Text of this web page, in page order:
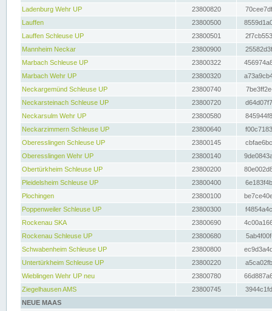
Ladenburg Wehr UP
23800820
Lauffen
23800500
Lauffen Schleuse UP
23800501
Mannheim Neckar
23800900
Marbach Schleuse UP
23800322
Marbach Wehr UP
23800320
Neckargemünd Schleuse UP
23800740
Neckarsteinach Schleuse UP
23800720
Neckarsulm Wehr UP
23800580
Neckarzimmern Schleuse UP
23800640
Oberesslingen Schleuse UP
23800145
Oberesslingen Wehr UP
23800140
Obertürkheim Schleuse UP
23800200
Pleidelsheim Schleuse UP
23800400
Plochingen
23800100
Poppenweiler Schleuse UP
23800300
Rockenau SKA
23800690
Rockenau Schleuse UP
23800680
Schwabenheim Schleuse UP
23800800
Untertürkheim Schleuse UP
23800220
Wieblingen Wehr UP neu
23800780
Ziegelhausen AMS
23800745
NEUE MAAS